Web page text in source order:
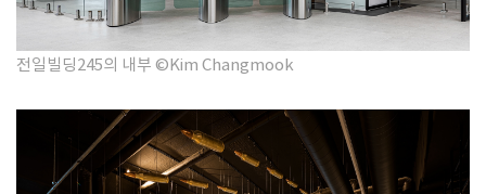
전일빌딩245의 내부 ©Kim Changmook